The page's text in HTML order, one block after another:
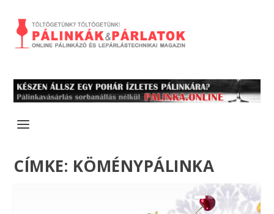
CÍMKE: KÖMÉNYPÁLINKA